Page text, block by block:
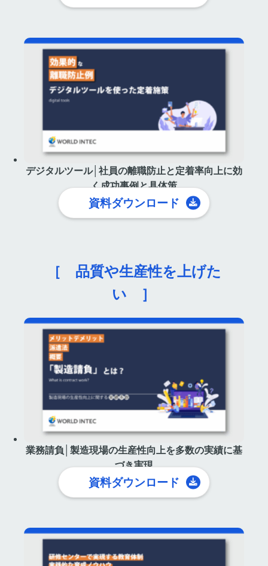
デジタルツール│社員の離職防止と定着率向上に効
く成功事例と具体策
資料ダウンロード
［ 品質や生産性を上げた
い ］
業務請負│製造現場の生産性向上を多数の実績に基
づき実現
資料ダウンロード